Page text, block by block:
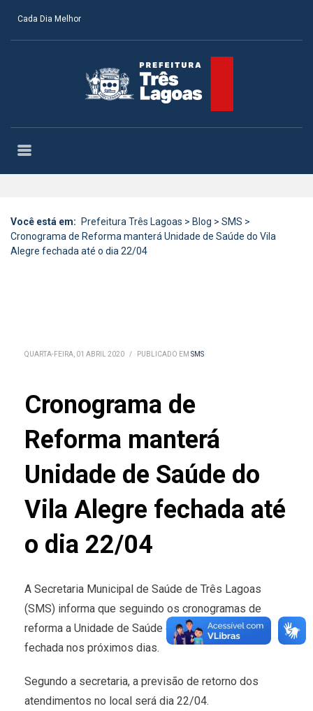
Cada Dia Melhor
Você está em: Prefeitura Três Lagoas > Blog > SMS >
Cronograma de Reforma manterá Unidade de Saúde do Vila
Alegre fechada até o dia 22/04
QUARTA-FEIRA, 01 ABRIL 2020 / PUBLICADO EM SMS
Cronograma de
Reforma manterá
Unidade de Saúde do
Vila Alegre fechada até
o dia 22/04
A Secretaria Municipal de Saúde de Três Lagoas
(SMS) informa que seguindo os cronogramas de
reforma a Unidade de Saúde do Vila Alegre ficará
fechada nos próximos dias.
Segundo a secretaria, a previsão de retorno dos
atendimentos no local será dia 22/04.